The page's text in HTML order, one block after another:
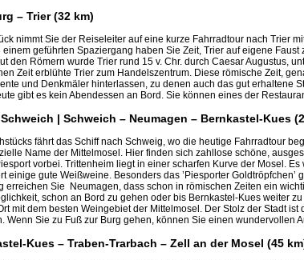
– Trier (32 km)
nimmt Sie der Reiseleiter auf eine kurze Fahrradtour nach Trier
geführten Spaziergang haben Sie Zeit, Trier auf eigene Faust
den Römern wurde Trier rund 15 v. Chr. durch Caesar Augustus,
Zeit erblühte Trier zum Handelszentrum. Diese römische Zeit,
und Denkmäler hinterlassen, zu denen auch das gut erhaltene
gibt es kein Abendessen an Bord. Sie können eines der
| Schweich – Neumagen – Bernkastel-Kues
fährt das Schiff nach Schweig, wo die heutige Fahrradtour
Name der Mittelmosel. Hier finden sich zahllose schöne,
vorbei. Trittenheim liegt in einer scharfen Kurve der Mosel.
einige gute Weißweine. Besonders das ’Piesporter
erreichen Sie Neumagen, dass schon in römischen Zeiten ein
schon an Bord zu gehen oder bis Bernkastel-Kues weiter
mit dem besten Weingebiet der Mittelmosel. Der Stolz der Stadt
Wenn Sie zu Fuß zur Burg gehen, können Sie einen wundervollen
Kues – Traben-Trarbach – Zell an der Mosel (45